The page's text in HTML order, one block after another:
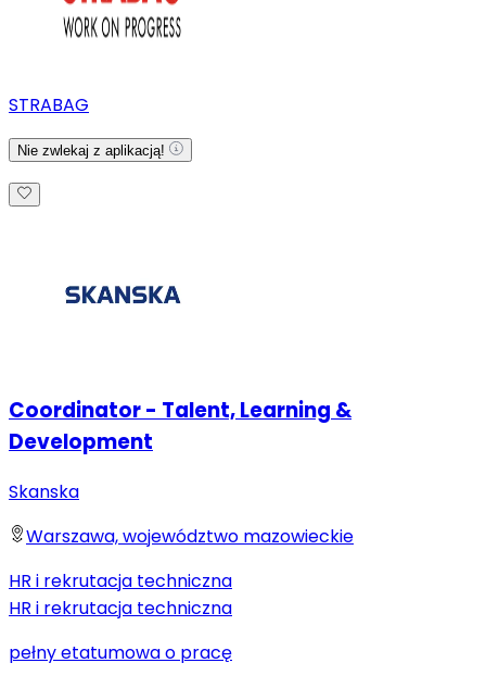
STRABAG
Nie zwlekaj z aplikacją!
Coordinator - Talent, Learning &
Development
Skanska
Warszawa, województwo mazowieckie
HR i rekrutacja techniczna
HR i rekrutacja techniczna
pełny etatumowa o pracę